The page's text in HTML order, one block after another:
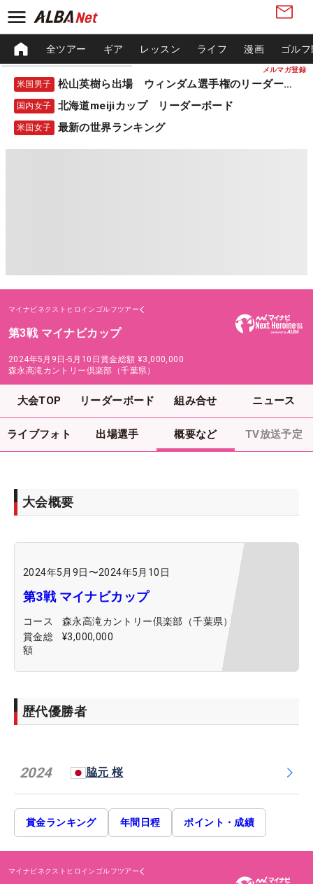
メルマガ登録
全ツアー ギア レッスン ライフ 漫画 ゴル
米国男子 松山英樹ら出場 ウィンダム選手権のリーダーボード
国内女子 北海道meijiカップ リーダーボード
米国女子 最新の世界ランキング
マイナビネクストヒロインゴルフツアー
第3戦 マイナビカップ
2024年5月9日-5月10日賞金総額 ¥3,000,000
森永高滝カントリー倶楽部（千葉県）
大会TOP リーダーボード 組み合せ ニュース
ライブフォト 出場選手 概要など TV放送予定
大会概要
2024年5月9日 〜2024年5月10日
第3戦 マイナビカップ
コース
森永高滝カントリー倶楽部（千葉県）
賞金総
額
¥3,000,000
歴代優勝者
2024 脇元 桜
賞金ランキング 年間日程 ポイント・成績
マイナビネクストヒロインゴルフツアー